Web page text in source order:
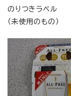
のりつきラベル
（未使用のもの）